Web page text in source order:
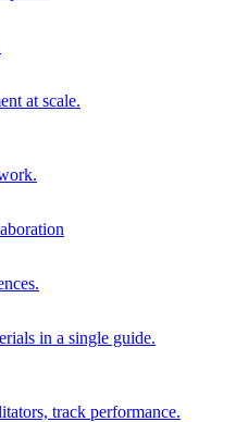
at scale.
in a single guide.
track performance.